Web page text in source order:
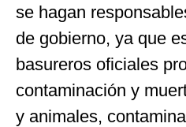
se hagan
de gobierno, ya que
basureros oficiales
contaminación y
y animales,